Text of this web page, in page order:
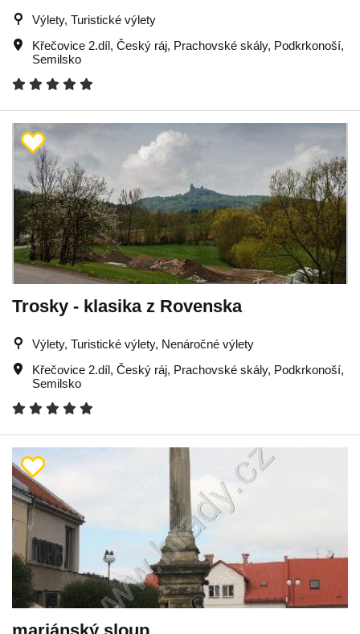
Výlety, Turistické výlety
Křečovice 2.díl, Český ráj, Prachovské skály, Podkrkonoší,
Semilsko
Trosky - klasika z Rovenska
Výlety, Turistické výlety, Nenáročné výlety
Křečovice 2.díl, Český ráj, Prachovské skály, Podkrkonoší,
Semilsko